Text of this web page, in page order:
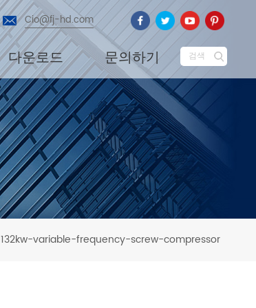
Cio@fj-hd.com
다운로드 문의하기 검색
132kw-variable-frequency-screw-compressor